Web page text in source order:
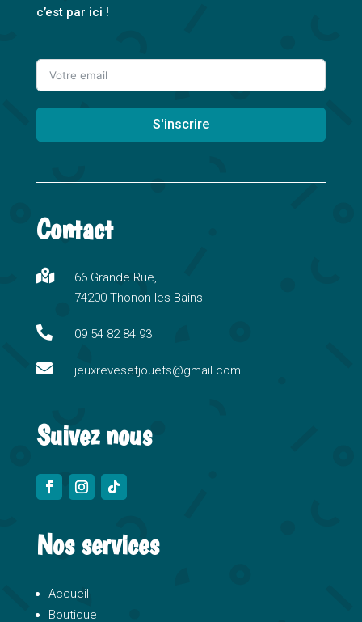
c’est par ici !
S'inscrire
l
e
n
a
i
e
Contact

66 Grande Rue,
74200 Thonon-les-Bains
 09 54 82 84 93
 jeuxrevesetjouets@gmail.com
Suivez nous
Nos services
Accueil
Boutique